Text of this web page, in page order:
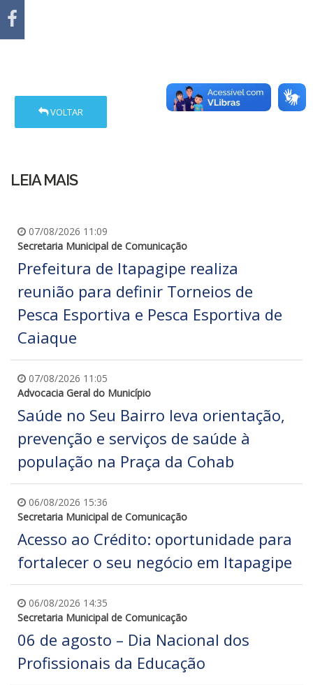
VOLTAR
LEIA MAIS
07/08/2026 11:09
Secretaria Municipal de Comunicação
Prefeitura de Itapagipe realiza
reunião para definir Torneios de
Pesca Esportiva e Pesca Esportiva de
Caiaque
07/08/2026 11:05
Advocacia Geral do Município
Saúde no Seu Bairro leva orientação,
prevenção e serviços de saúde à
população na Praça da Cohab
06/08/2026 15:36
Secretaria Municipal de Comunicação
Acesso ao Crédito: oportunidade para
fortalecer o seu negócio em Itapagipe
06/08/2026 14:35
Secretaria Municipal de Comunicação
06 de agosto – Dia Nacional dos
Profissionais da Educação